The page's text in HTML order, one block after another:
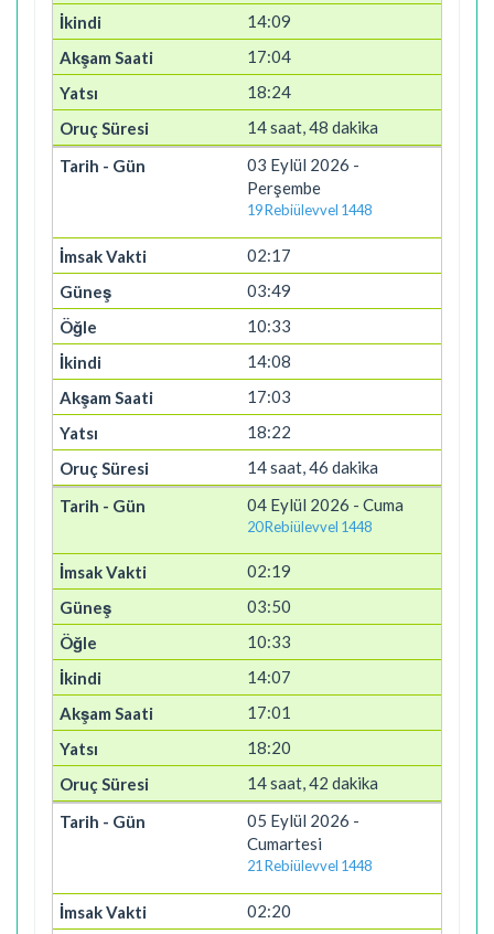
14:09
17:04
18:24
14 saat, 48 dakika
03 Eylül 2026 -
Perşembe
19 Rebiülevvel 1448
02:17
03:49
10:33
14:08
17:03
18:22
14 saat, 46 dakika
04 Eylül 2026 - Cuma
20 Rebiülevvel 1448
02:19
03:50
10:33
14:07
17:01
18:20
14 saat, 42 dakika
05 Eylül 2026 -
Cumartesi
21 Rebiülevvel 1448
02:20